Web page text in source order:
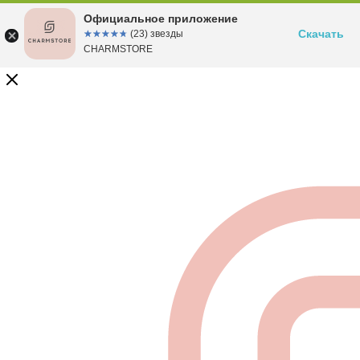
Официальное приложение
☆☆☆☆☆
★★★★★ (23) звезды
CHARMSTORE
Скачать